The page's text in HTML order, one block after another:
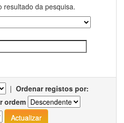
resultado da pesquisa.
| Ordenar registos por:
ordem